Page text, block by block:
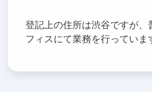
登記上の住所は渋谷ですが、
フィスにて業務を行っていま